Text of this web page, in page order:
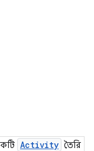
Activity তৈরি